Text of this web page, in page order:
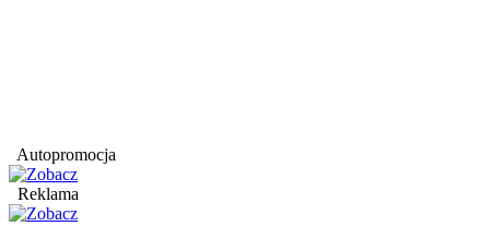
Autopromocja
Reklama